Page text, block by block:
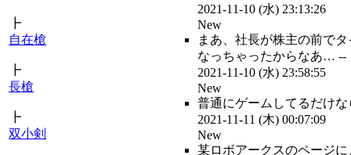
┣
自在槍
┣
長槍
┣
双小剣
2021-11-10 (水) 23:13:26
New
まあ、社長が株主の前で
なっちゃったからなあ… --
2021-11-10 (水) 23:58:55
New
普通にゲームしてるだけ
2021-11-11 (木) 00:07:09
New
某ロボアークスのページ